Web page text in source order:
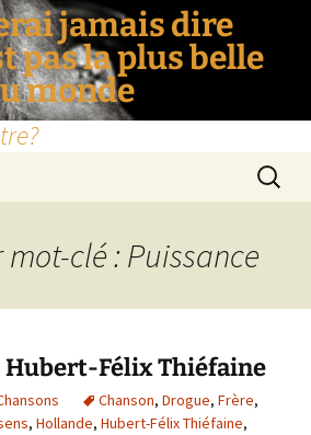
jamais dire
pas la plus belle
monde
clé : Puissance
Hubert-Félix Thiéfaine
Chanson, Drogue, Frère,
, Hollande, Hubert-Félix Thiéfaine,